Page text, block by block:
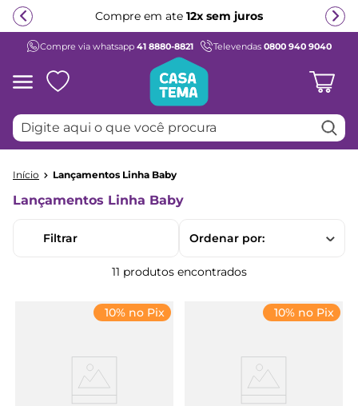
Compre em ate 12x sem juros
Compre via whatsapp 41 8880-8821 Televendas 0800 940 9040
Digite aqui o que você procura
Lançamentos Linha Baby
Lançamentos Linha Baby
Filtrar Ordenar por
11 produtos
10% no Pix 10% no Pix
Termos mais buscados
1º
beliche
º
bicama
5º
escrivaninha
6º
treliche
cama infantil